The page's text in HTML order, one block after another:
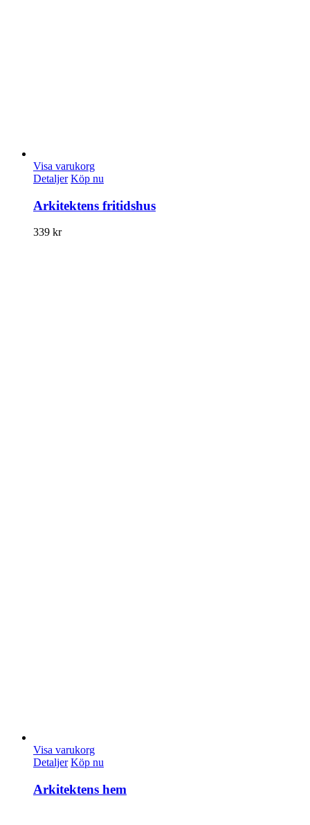
Visa varukorg
Detaljer Köp nu
Arkitektens fritidshus
339 kr
Visa varukorg
Detaljer Köp nu
Arkitektens hem